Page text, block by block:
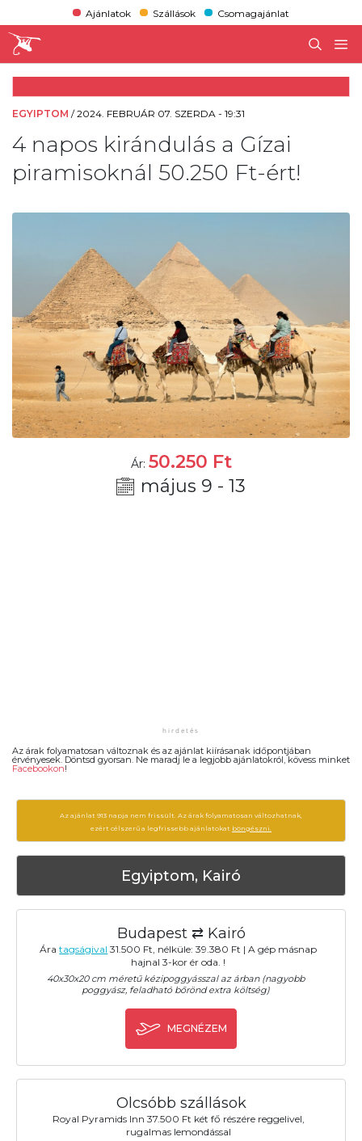
Ajánlatok Szállások Csomagajánlat
EGYIPTOM /2024. FEBRUÁR 07. SZERDA - 19:31
4 napos kirándulás a Gízai
piramisoknál 50.250 Ft-ért!
Ár: 50.250 Ft
május 9 - 13
Az árak folyamatosan változnak és az ajánlat kiírásanak időpontjában
érvényesek. Döntsd gyorsan. Ne maradj le a legjobb ajánlatokról, kövess minket
Facebookon!
Az ajánlat 913 napja nem frissült. Az árak folyamatosan változhatnak,
ezért célszerű a legfrissebb ajánlatokat böngészni.
Egyiptom, Kairó
Budapest ⇄ Kairó
Áratagságival 31.500 Ft, nélküle: 39.380 Ft | A gép másnap
hajnal 3-kor ér oda. !
40x30x20 cm méretű kézipoggyásszal az árban (nagyobb
poggyász, feladható bőrönd extra költség)
MEGNÉZEM
Olcsóbb szállások
Royal Pyramids Inn 37.500 Ft két fő részére reggelivel,
rugalmas lemondással